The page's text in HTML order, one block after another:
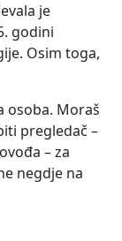
je
godini
Osim toga,
osoba. Moraš
pregledač –
– za
negdje na